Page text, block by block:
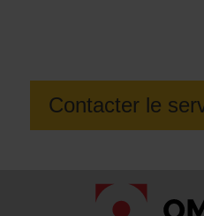
Contacter le